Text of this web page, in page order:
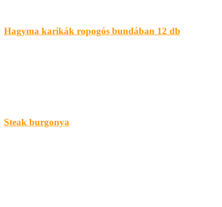
Hagyma karikák ropogós bundában 12 db
Steak burgonya